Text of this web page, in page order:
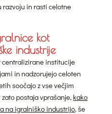
in rasti celotne
kot
industrije
centralizirane institucije
in nadzorujejo celoten
soočajo z vse večjim
postaja vprašanje, kako
na igralniško industrijo, še